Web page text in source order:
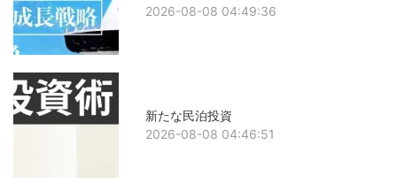
2026-08-08 04:49:36
新たな民泊投資
2026-08-08 04:46:51